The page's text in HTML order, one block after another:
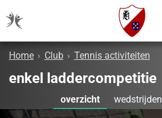
Home › Club › Tennis activiteiten
enkel laddercompetitie
overzicht wedstrijden